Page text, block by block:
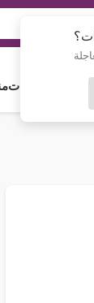
و مقالات جامعات